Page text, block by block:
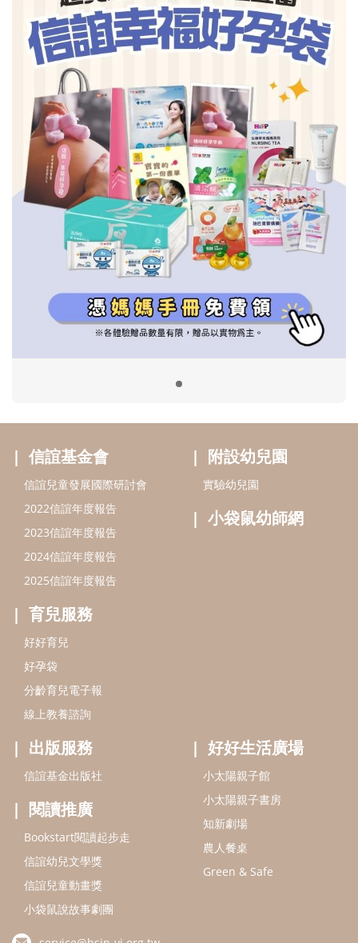
信誼基金會
2022信誼年度報告
2023信誼年度報告
2024信誼年度報告
好孕袋
分齡育兒電子報
線上教養諮詢
附設幼兒園
小袋鼠幼師網
出版服務
信誼基金出版社
閱讀推廣
Bookstart閱讀起步走
信誼幼兒文學獎
信誼兒童動畫獎
小袋鼠說故事劇團
service@hsin-yi.org.tw
信誼好好育兒
小太陽親子書房
(02)2396-5305轉2345 (週一～週五 9:00～18:00)
認識信誼 合作洽談 智慧財產權聲明
本網站建議使用IE9(含以上)或 Google Chrome 版本瀏覽器
信誼基金會/上誼文化實業股份有限公司 版權所有 ©